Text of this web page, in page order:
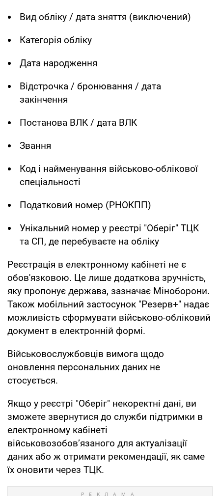
Вид обліку / дата зняття (виключений)
Категорія обліку
Дата народження
Відстрочка / бронювання / дата
закінчення
Постанова ВЛК / дата ВЛК
Звання
Код і найменування військово-облікової
спеціальності
Податковий номер (РНОКПП)
Унікальний номер у реєстрі "Оберіг" ТЦК
та СП, де перебуваєте на обліку
Реєстрація в електронному кабінеті не є
обов'язковою. Це лише додаткова зручність,
яку пропонує держава, зазначає Міноборони.
Також мобільний застосунок "Резерв+" надає
можливість сформувати військово-обліковий
документ в електронній формі.
Військовослужбовців вимога щодо
оновлення персональних даних не
стосується.
Якщо у реєстрі "Оберіг" некоректні дані, ви
зможете звернутися до служби підтримки в
електронному кабінеті
військовозобовʼязаного для актуалізації
даних або ж отримати рекомендації, як саме
їх оновити через ТЦК.